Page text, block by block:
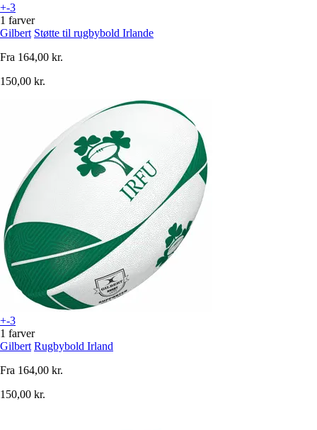
+-3
1 farver
Gilbert Støtte til rugbybold Irlande
Fra 164,00 kr.
150,00 kr.
+-3
1 farver
Gilbert Rugbybold Irland
Fra 164,00 kr.
150,00 kr.